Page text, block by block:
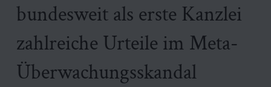
bundesweit als erste Kanzlei
zahlreiche Urteile im Meta-
Überwachungsskandal